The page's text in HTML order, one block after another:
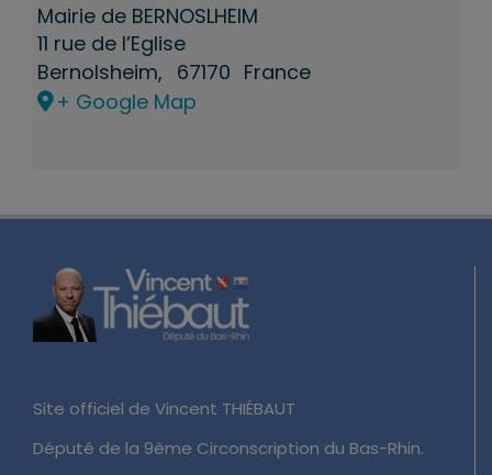
Mairie de BERNOSLHEIM
11 rue de l’Eglise
Bernolsheim, 67170 France
+ Google Map
Site officiel de Vincent THIÉBAUT
Député de la 9ème Circonscription du Bas-Rhin.